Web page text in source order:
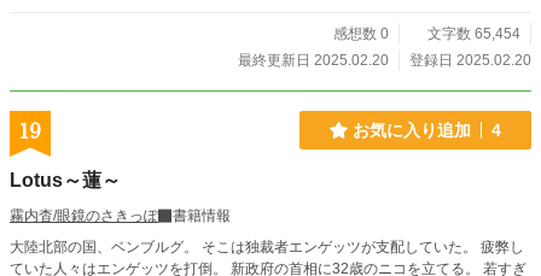
モ”は一連の事件の核心を握る鍵だというが、その行方も不明
だ。果たして、日高は幽霊の相棒とともに真相を暴き、組織
なくも熱いミステリー。驚きと哀しみ、そしてわずかな希望
霊と刑事が紡ぐ、前代未聞の社会派ミステリーの幕が上が
感想数 0
文字数 65,454
最終更新日 2025.02.20
登録日 2025.02.20
19 お気に入り追加 4
Lotus～蓮～
霧内杳/眼鏡のさきっぽ
書籍情報
大陸北部の国、ベンブルグ。 そこは独裁者エンゲッツが支配していた。 疲弊し
ていた人々はエンゲッツを打倒。 新政府の首相に32歳のニコを立てる。 若すぎ